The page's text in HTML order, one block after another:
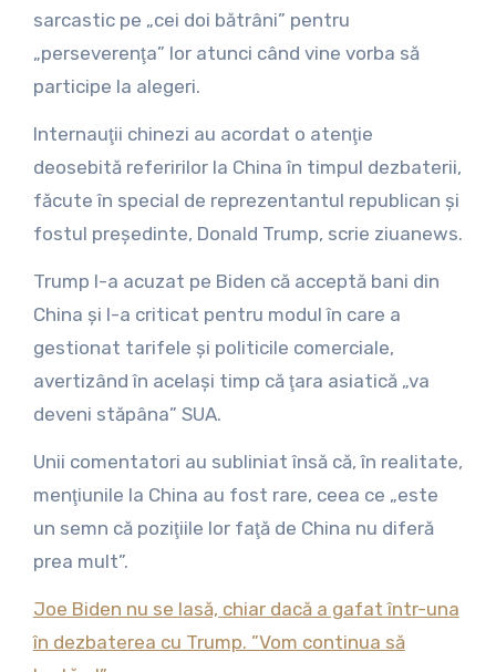
sarcastic pe „cei doi bătrâni” pentru
„perseverenţa” lor atunci când vine vorba să
participe la alegeri.
Internauţii chinezi au acordat o atenţie
deosebită referirilor la China în timpul dezbaterii,
făcute în special de reprezentantul republican şi
fostul preşedinte, Donald Trump, scrie ziuanews.
Trump l-a acuzat pe Biden că acceptă bani din
China şi l-a criticat pentru modul în care a
gestionat tarifele şi politicile comerciale,
avertizând în acelaşi timp că ţara asiatică „va
deveni stăpâna” SUA.
Unii comentatori au subliniat însă că, în realitate,
menţiunile la China au fost rare, ceea ce „este
un semn că poziţiile lor faţă de China nu diferă
prea mult”.
Joe Biden nu se lasă, chiar dacă a gafat într-una
în dezbaterea cu Trump. ”Vom continua să